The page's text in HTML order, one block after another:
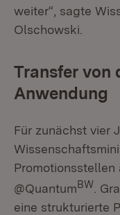
weiter“, sagte
Olschowski.
Transfer von
Anwendung
Für zunächst vier
Promotionsstellen
@QuantumBW .
eine strukturierte